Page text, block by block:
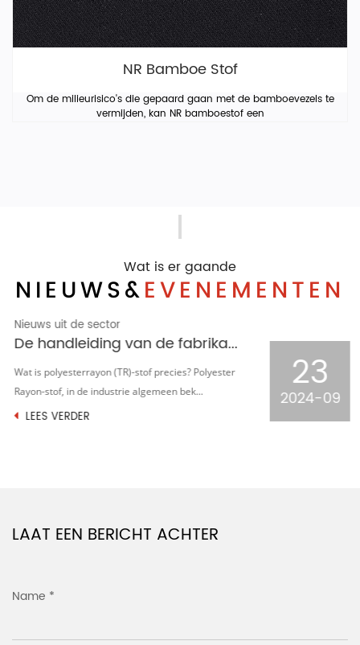
NR Bamboe Stof
Om de milieurisico's die gepaard gaan met de bamboevezels te
vermijden, kan NR bamboestof een
Wat is er gaande
NIEUWS&EVENEMENTEN
23
2024-09
Nieuws uit de sector
Het vormgevings- en stentproces van gebreide jacquard houndstooth-stof
In de uitgestrekte sterrenhemel van de
textielindustrie is gebreide jacquard houndstooth-
LAAT EEN BERICHT ACHTER
Name *